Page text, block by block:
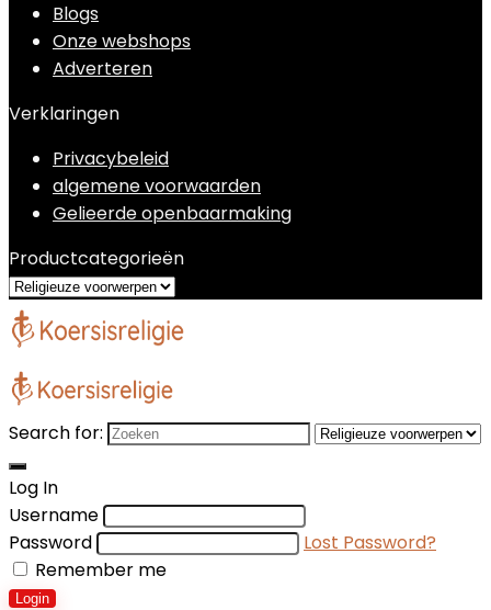
Blogs
Onze webshops
Adverteren
Verklaringen
Privacybeleid
algemene voorwaarden
Gelieerde openbaarmaking
Productcategorieën
Search for:
Log In
Username
Password
Lost Password?
Remember me
Login